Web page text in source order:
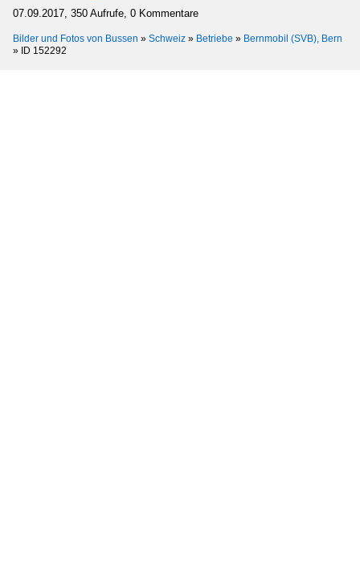
07.09.2017, 350 Aufrufe, 0 Kommentare
Bilder und Fotos von Bussen » Schweiz » Betriebe » Bernmobil (SVB), Bern
» ID 152292